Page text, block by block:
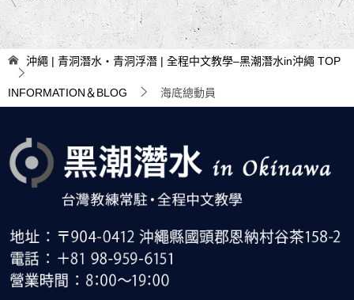
章
導
覽 沖繩 | 青洞潛水・青洞浮潛 | 全程中文教學–黑潮潛水in沖繩 TOP
INFORMATION＆BLOG 海底總動員